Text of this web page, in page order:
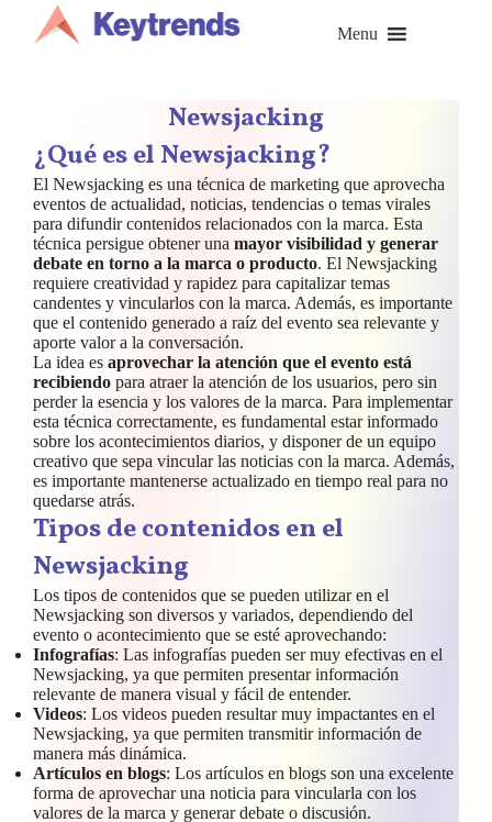
contenido
Menu
Newsjacking
¿Qué es el Newsjacking?
El Newsjacking es una técnica de marketing que aprovecha
eventos de actualidad, noticias, tendencias o temas virales
para difundir contenidos relacionados con la marca. Esta
técnica persigue obtener una mayor visibilidad y generar
debate en torno a la marca o producto. El Newsjacking
requiere creatividad y rapidez para capitalizar temas
candentes y vincularlos con la marca. Además, es importante
que el contenido generado a raíz del evento sea relevante y
aporte valor a la conversación.
La idea es aprovechar la atención que el evento está
recibiendo para atraer la atención de los usuarios, pero sin
perder la esencia y los valores de la marca. Para implementar
esta técnica correctamente, es fundamental estar informado
sobre los acontecimientos diarios, y disponer de un equipo
creativo que sepa vincular las noticias con la marca. Además,
es importante mantenerse actualizado en tiempo real para no
quedarse atrás.
Tipos de contenidos en el
Newsjacking
Los tipos de contenidos que se pueden utilizar en el
Newsjacking son diversos y variados, dependiendo del
evento o acontecimiento que se esté aprovechando:
Infografías: Las infografías pueden ser muy efectivas en el
Newsjacking, ya que permiten presentar información
relevante de manera visual y fácil de entender.
Videos: Los videos pueden resultar muy impactantes en el
Newsjacking, ya que permiten transmitir información de
manera más dinámica.
Artículos en blogs: Los artículos en blogs son una excelente
forma de aprovechar una noticia para vincularla con los
valores de la marca y generar debate o discusión.